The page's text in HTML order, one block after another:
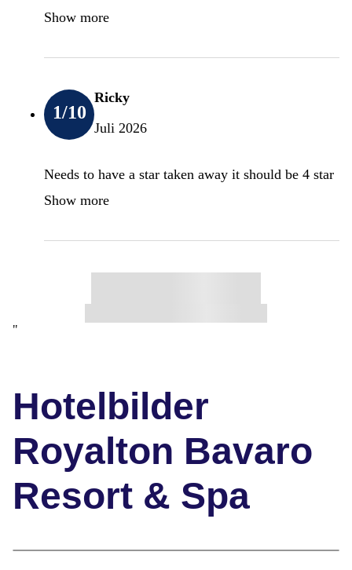
Show more
1/10
Ricky
Juli 2026
Needs to have a star taken away it should be 4 star
Show more
"
Hotelbilder
Royalton Bavaro
Resort & Spa